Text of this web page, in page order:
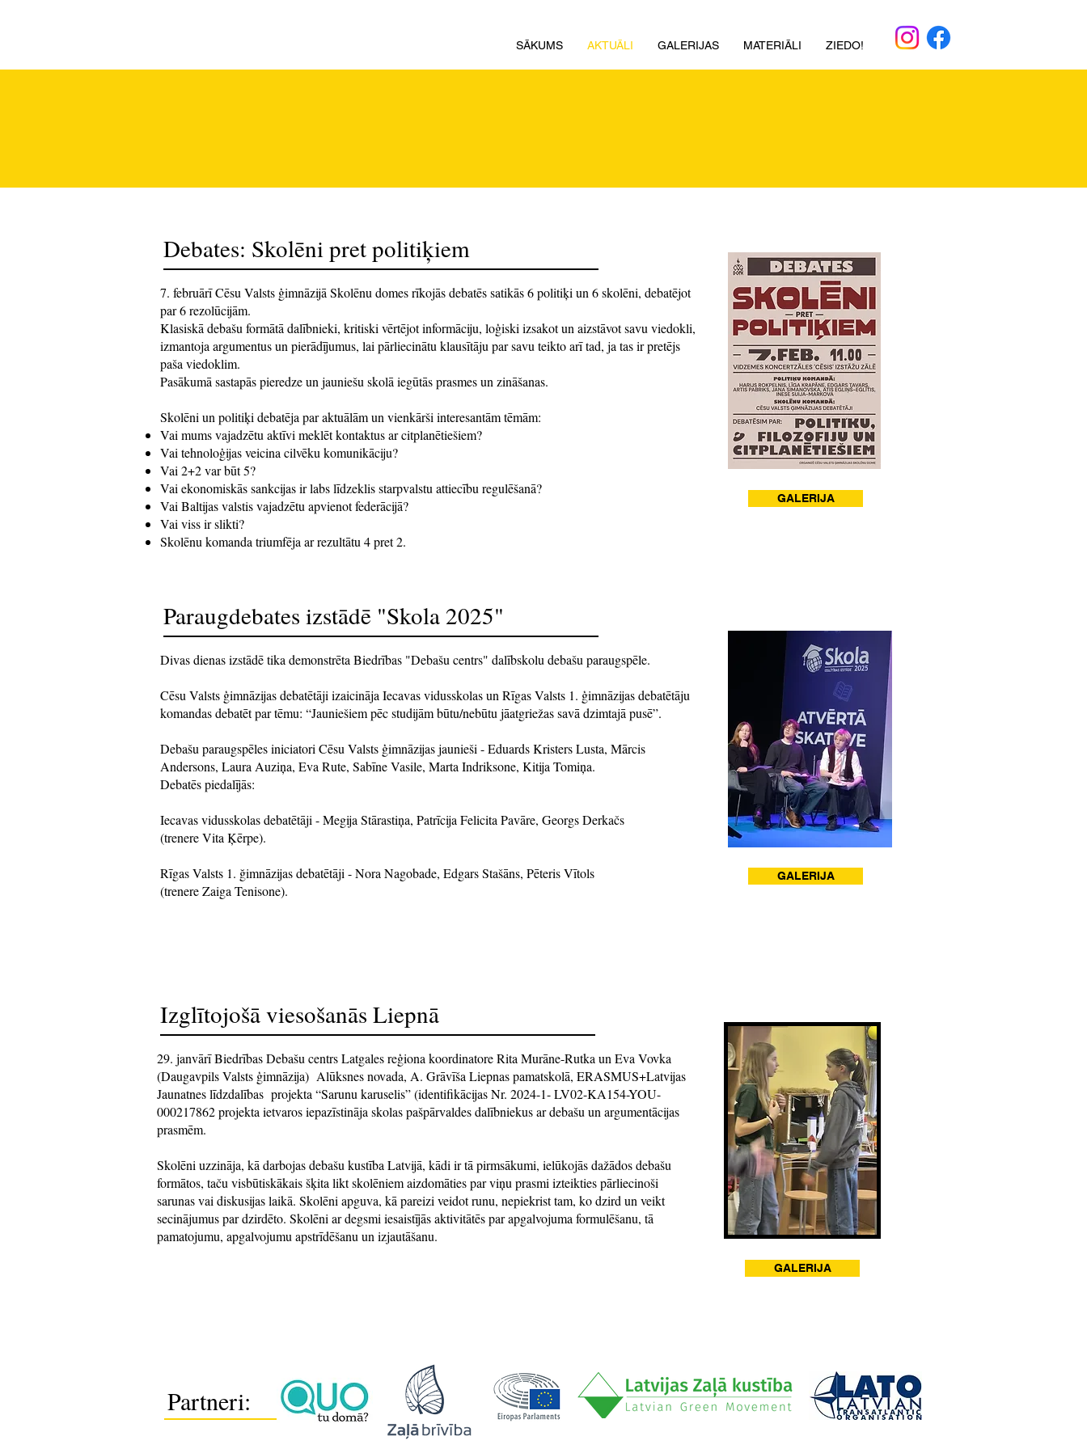
SĀKUMS AKTUĀLI GALERIJAS MATERIĀLI ZIEDO!
Debates: Skolēni pret politiķiem
7. februārī Cēsu Valsts ģimnāzijā Skolēnu domes rīkojās debatēs satikās 6 politiķi un 6 skolēni, debatējot
par 6 rezolūcijām.
Klasiskā debašu formātā dalībnieki, kritiski vērtējot informāciju, loģiski izsakot un aizstāvot savu viedokli,
izmantoja argumentus un pierādījumus, lai pārliecinātu klausītāju par savu teikto arī tad, ja tas ir pretējs
paša viedoklim.
Pasākumā sastapās pieredze un jauniešu skolā iegūtās prasmes un zināšanas.
Skolēni un politiķi debatēja par aktuālām un vienkārši interesantām tēmām:
Vai mums vajadzētu aktīvi meklēt kontaktus ar citplanētiešiem?
Vai tehnoloģijas veicina cilvēku komunikāciju?
Vai 2+2 var būt 5?
Vai ekonomiskās sankcijas ir labs līdzeklis starpvalstu attiecību regulēšanā?
Vai Baltijas valstis vajadzētu apvienot federācijā?
Vai viss ir slikti?
Skolēnu komanda triumfēja ar rezultātu 4 pret 2.
GALERIJA
Paraugdebates izstādē "Skola 2025"
Divas dienas izstādē tika demonstrēta Biedrības "Debašu centrs" dalībskolu debašu paraugspēle.
Cēsu Valsts ģimnāzijas debatētāji izaicināja Iecavas vidusskolas un Rīgas Valsts 1. ģimnāzijas debatētāju
komandas debatēt par tēmu: “Jauniešiem pēc studijām būtu/nebūtu jāatgriežas savā dzimtajā pusē”.
Debašu paraugspēles iniciatori Cēsu Valsts ģimnāzijas jaunieši - Eduards Kristers Lusta, Mārcis
Andersons, Laura Auziņa, Eva Rute, Sabīne Vasile, Marta Indriksone, Kitija Tomiņa.
Debatēs piedalījās:
Iecavas vidusskolas debatētāji - Megija Stārastiņa, Patrīcija Felicita Pavāre, Georgs Derkačs
(trenere Vita Ķērpe).
Rīgas Valsts 1. ğimnāzijas debatētāji - Nora Nagobade, Edgars Stašāns, Pēteris Vītols
(trenere Zaiga Tenisone).
GALERIJA
Izglītojošā viesošanās Liepnā
29. janvārī Biedrības Debašu centrs Latgales reģiona koordinatore Rita Murāne-Rutka un Eva Vovka
(Daugavpils Valsts ģimnāzija) Alūksnes novada, A. Grāvīša Liepnas pamatskolā, ERASMUS+Latvijas
Jaunatnes līdzdalības projekta “Sarunu karuselis” (identifikācijas Nr. 2024-1- LV02-KA154-YOU-
000217862 projekta ietvaros iepazīstināja skolas pašpārvaldes dalībniekus ar debašu un argumentācijas
prasmēm.
Skolēni uzzināja, kā darbojas debašu kustība Latvijā, kādi ir tā pirmsākumi, ielūkojās dažādos debašu
formātos, taču visbūtiskākais šķita likt skolēniem aizdomāties par viņu prasmi izteikties pārliecinoši
sarunas vai diskusijas laikā. Skolēni apguva, kā pareizi veidot runu, nepiekrist tam, ko dzird un veikt
secinājumus par dzirdēto. Skolēni ar degsmi iesaistījās aktivitātēs par apgalvojuma formulēšanu, tā
pamatojumu, apgalvojumu apstrīdēšanu un izjautāšanu.
GALERIJA
Partneri: